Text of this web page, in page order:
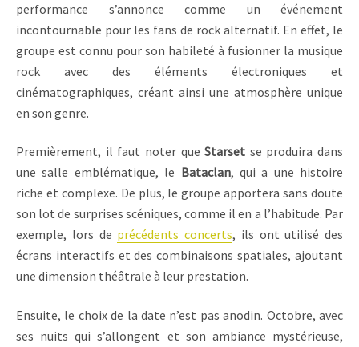
performance s’annonce comme un événement
incontournable pour les fans de rock alternatif. En effet, le
groupe est connu pour son habileté à fusionner la musique
rock avec des éléments électroniques et
cinématographiques, créant ainsi une atmosphère unique
en son genre.
Premièrement, il faut noter queStarset se produira dans
une salle emblématique, le Bataclan, qui a une histoire
riche et complexe. De plus, le groupe apportera sans doute
son lot de surprises scéniques, comme il en a l’habitude. Par
exemple, lors de précédents concerts, ils ont utilisé des
écrans interactifs et des combinaisons spatiales, ajoutant
une dimension théâtrale à leur prestation.
Ensuite, le choix de la date n’est pas anodin. Octobre, avec
ses nuits qui s’allongent et son ambiance mystérieuse,